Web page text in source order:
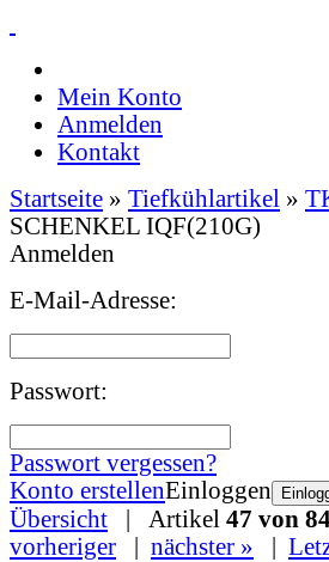
Mein Konto
Anmelden
Kontakt
Startseite » Tiefkühlartikel »
SCHENKEL IQF(210G)
Anmelden
E-Mail-Adresse:
Passwort:
Passwort vergessen?
Konto erstellenEinloggen
Übersicht | Artikel 47 von
vorheriger
nächster »